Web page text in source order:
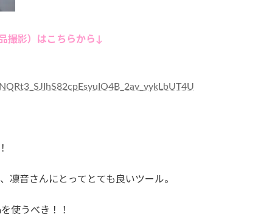
撮影）はこちらから↓
凛音さんにとってとても良いツール。
使うべき！！